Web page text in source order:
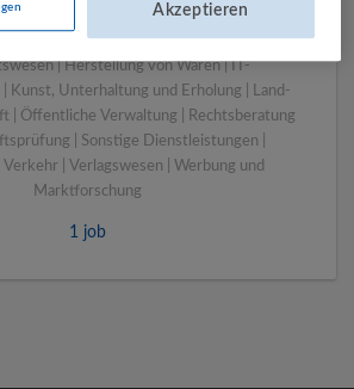
und Gastronomie | Einzelhandel |
| Finanz- und Versicherungsleistungen |
| Herstellung von Waren | IT-
| Kunst, Unterhaltung und Erholung | Land-
| Öffentliche Verwaltung | Rechtsberatung
| Sonstige Dienstleistungen |
Verkehr | Verlagswesen | Werbung und
Marktforschung
1 job
Akzeptieren